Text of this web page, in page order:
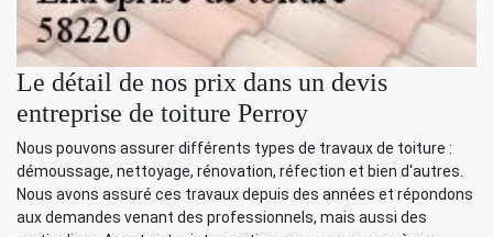
Le détail de nos prix dans un devis
entreprise de toiture Perroy
Nous pouvons assurer différents types de travaux de toiture :
démoussage, nettoyage, rénovation, réfection et bien d'autres.
Nous avons assuré ces travaux depuis des années et répondons
aux demandes venant des professionnels, mais aussi des